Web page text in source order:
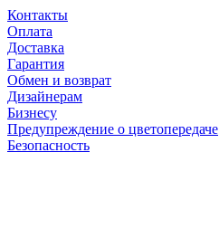
Контакты
Оплата
Доставка
Гарантия
Обмен и возврат
Дизайнерам
Бизнесу
Предупреждение о цветопередаче
Безопасность